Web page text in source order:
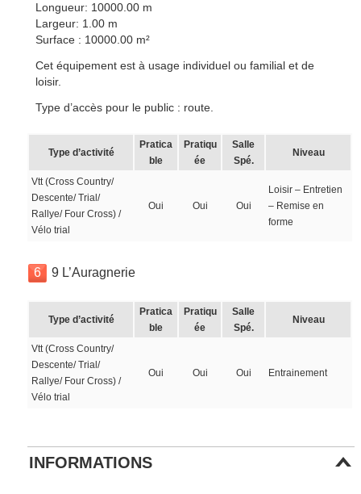
Longueur: 10000.00 m
Largeur: 1.00 m
Surface : 10000.00 m²
Cet équipement est à usage individuel ou familial et de
loisir.
Type d’accès pour le public : route.
Type d’activité
Pratica
ble
Pratiqu
ée
Salle
Spé.
Niveau
Vtt (Cross Country/
Descente/ Trial/
Rallye/ Four Cross) /
Vélo trial
Oui Oui Oui
Loisir – Entretien
– Remise en
forme
6 9 L’Auragnerie
Type d’activité
Pratica
ble
Pratiqu
ée
Salle
Spé.
Niveau
Vtt (Cross Country/
Descente/ Trial/
Rallye/ Four Cross) /
Vélo trial
Oui Oui Oui Entrainement
INFORMATIONS